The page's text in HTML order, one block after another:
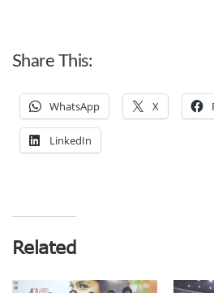
Share This:
WhatsApp X
LinkedIn
Related